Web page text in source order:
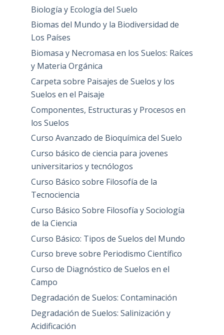
Biología y Ecología del Suelo
Biomas del Mundo y la Biodiversidad de
Los Países
Biomasa y Necromasa en los Suelos: Raíces
y Materia Orgánica
Carpeta sobre Paisajes de Suelos y los
Suelos en el Paisaje
Componentes, Estructuras y Procesos en
los Suelos
Curso Avanzado de Bioquímica del Suelo
Curso básico de ciencia para jovenes
universitarios y tecnólogos
Curso Básico sobre Filosofía de la
Tecnociencia
Curso Básico Sobre Filosofía y Sociología
de la Ciencia
Curso Básico: Tipos de Suelos del Mundo
Curso breve sobre Periodismo Científico
Curso de Diagnóstico de Suelos en el
Campo
Degradación de Suelos: Contaminación
Degradación de Suelos: Salinización y
Acidificación